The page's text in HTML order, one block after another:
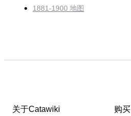
1881-1900 地图
关于Catawiki 购买